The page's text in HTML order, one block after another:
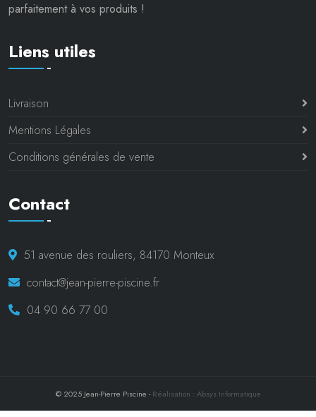
parfaitement à vos produits !
Liens utiles
Livraison
Mentions Légales
Conditions générales de vente
Contact
51 avenue des rouliers, 84170 Monteux
contact@jean-pierre-piscine.fr
04 90 66 77 00
© 2025 Jean-Pierre Piscine -Réalisation : Absys Informatique